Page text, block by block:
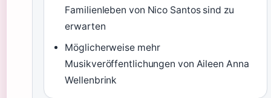
Familienleben von Nico Santos sind zu
erwarten
Möglicherweise mehr
Musikveröffentlichungen von Aileen Anna
Wellenbrink